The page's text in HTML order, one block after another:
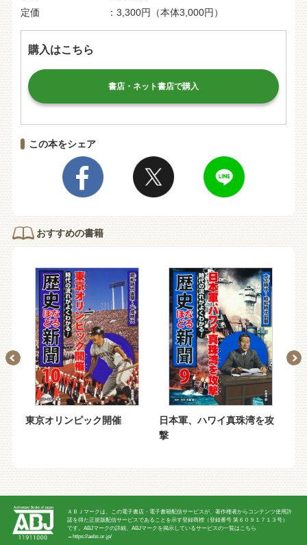
定価
3,300円（本体3,000円）
購入はこちら
書店・ネット書店で購入
この本をシェア
おすすめの書籍
東京オリンピック開催
日本軍、ハワイ真珠湾を攻
撃
ＡＢＪマークは、この電子書店・電子書籍配信サービスが、著作権者からコンテンツ使用許
諾を得た正規版配信サービスであることを示す登録商標（登録番号 第６０９１７１３号）
です。ABJマークの詳細、ABJマークを掲示しているサービスの一覧はこちら
→ https://aebs.or.jp/